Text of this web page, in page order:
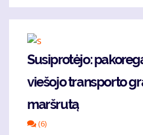
Susiprotėjo:
viešojo transporto
maršrutą
(6)